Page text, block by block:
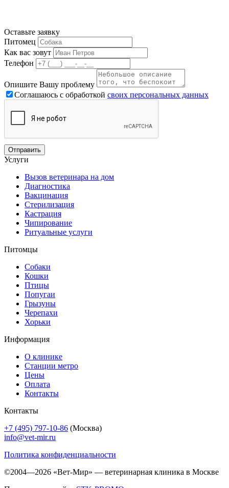
Оставьте заявку
Питомец
Как вас зовут
Телефон
Опишите Вашу проблему
Соглашаюсь с обработкой своих персональных данных
Услуги
Вызов ветеринара на дом
Диагностика
Вакцинация
Стерилизация
Кастрация
Чипирование
Ритуальные услуги
Питомцы
Собаки
Кошки
Птицы
Попугаи
Грызуны
Черепахи
Хорьки
Информация
О клинике
Станции метро
Цены
Оплата
Контакты
Контакты
+7 (495) 797-10-86 (Москва)
info@vet-mir.ru
Политика конфиденциальности
©2004—2026 «Вет-Мир» — ветеринарная клиника в Москве